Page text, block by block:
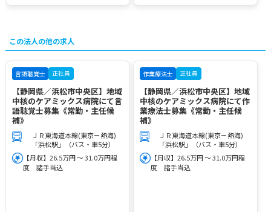
この法人の他の求人
言語聴覚士 正社員
【静岡県／浜松市中央区】地域
中核のケアミックス病院にて言
語聴覚士募集《常勤・主任候
補》
ＪＲ東海道本線(東京－熱海)
「浜松駅」（バス・車5分）
【月収】26.5万円 ～ 31.0万円程
度 諸手当込
作業療法士 正社員
【静岡県／浜松市中央区】地域
中核のケアミックス病院にて作
業療法士募集《常勤・主任候
補》
ＪＲ東海道本線(東京－熱海)
「浜松駅」（バス・車5分）
【月収】26.5万円 ～ 31.0万円程
度 諸手当込